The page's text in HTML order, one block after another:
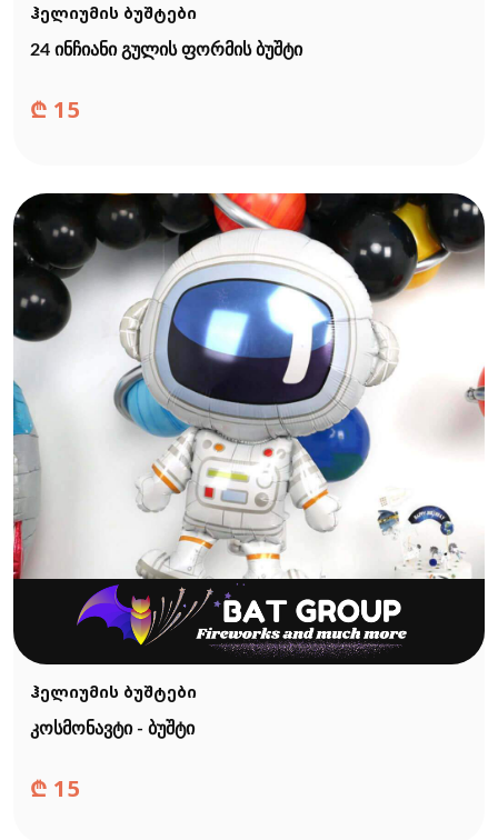
ჰელიუმის ბუშტები
24 ინჩიანი გულის ფორმის ბუშტი
₾ 15
ჰელიუმის ბუშტები
კოსმონავტი - ბუშტი
₾ 15